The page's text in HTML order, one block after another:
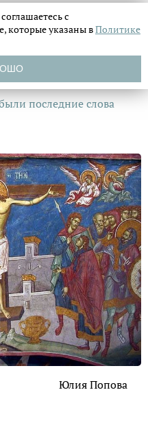
последние слова
Юлия Попова
с
которые указаны вПолитике